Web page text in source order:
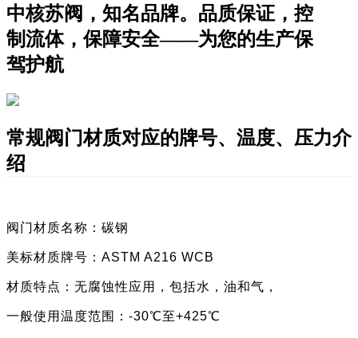
中核苏阀，知名品牌。品质保证，控
制流体，保障安全——为您的生产保
驾护航
常规阀门材质对应的牌号、温度、压力介
绍
阀门材质名称： 碳钢
美标材质牌号： ASTM A216 WCB
材质特点： 无腐蚀性应用，包括水，油和气，
一般使用 温度范围： -30℃至+425℃